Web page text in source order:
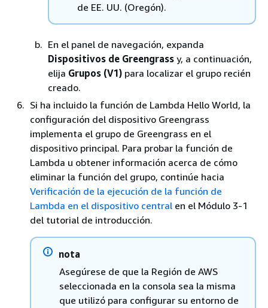
de EE. UU. (Oregón).
En el panel de navegación, expanda
Dispositivos de Greengrass y, a continuación,
elija Grupos (V1) para localizar el grupo recién
creado.
Si ha incluido la función de Lambda Hello World, la
configuración del dispositivo Greengrass
implementa el grupo de Greengrass en el
dispositivo principal. Para probar la función de
Lambda u obtener información acerca de cómo
eliminar la función del grupo, continúe hacia
Verificación de la ejecución de la función de
Lambda en el dispositivo central en el Módulo 3-1
del tutorial de introducción.
nota
Asegúrese de que la Región de AWS
seleccionada en la consola sea la misma
que utilizó para configurar su entorno de